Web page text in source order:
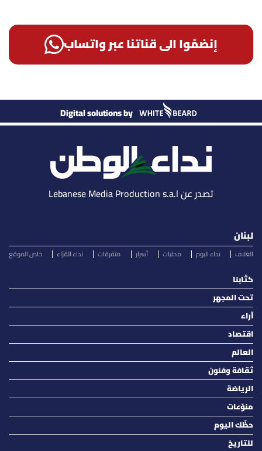
إنضمّوا الى قناتنا عبر واتساب
Digital solutions by
تصدر عن Lebanese Media Production s.a.l
لبنان
الغلاف نداء اليوم محليات أسرار متفرقات نداء القرّاء خاص الموقع
كتّابنا
تحت المجهر
آراء
اقتصاد
العالم
ثقافة وفنون
الرياضة
منوّعات
حظّك اليوم
للتاريخ